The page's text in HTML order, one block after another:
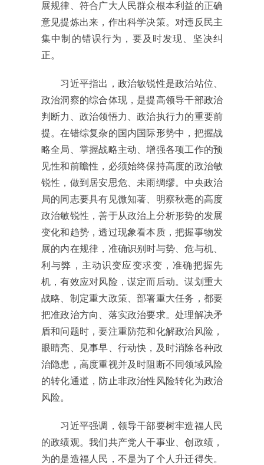
展规律、符合广大人民群众根本利益的正确
意见提炼出来，作出科学决策。对违反民主
集中制的错误行为，要及时发现、坚决纠
正。
习近平指出，政治敏锐性是政治站位、
政治洞察的综合体现，是提高领导干部政治
判断力、政治领悟力、政治执行力的重要前
提。在错综复杂的国内国际形势中，把握战
略全局、掌握战略主动、增强各项工作的预
见性和前瞻性，必须始终保持高度的政治敏
锐性，做到居安思危、未雨绸缪。中央政治
局的同志要具有见微知著、明察秋毫的高度
政治敏锐性，善于从政治上分析形势的发展
变化和趋势，透过现象看本质，把握事物发
展的内在规律，准确识别时与势、危与机、
利与弊，主动识变应变求变，准确把握先
机，有效应对风险，谋定而后动。谋划重大
战略、制定重大政策、部署重大任务，都要
把准政治方向、落实政治要求。处理解决矛
盾和问题时，要注重防范和化解政治风险，
眼睛亮、见事早、行动快，及时消除各种政
治隐患，高度重视并及时阻断不同领域风险
的转化通道，防止非政治性风险转化为政治
风险。
习近平强调，领导干部要树牢造福人民
的政绩观。我们共产党人干事业、创政绩，
为的是造福人民，不是为了个人升迁得失。